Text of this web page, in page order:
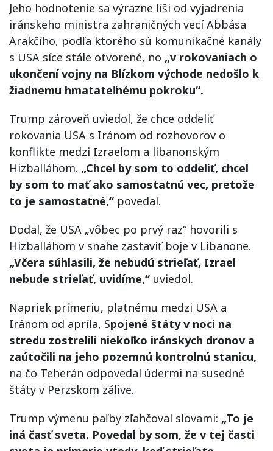
Jeho hodnotenie sa výrazne líši od vyjadrenia
iránskeho ministra zahraničných vecí Abbása
Arakčího, podľa ktorého sú komunikačné kanály
s USA síce stále otvorené, no „v rokovaniach o
ukončení vojny na Blízkom východe nedošlo k
žiadnemu hmatateľnému pokroku“.
Trump zároveň uviedol, že chce oddeliť
rokovania USA s Iránom od rozhovorov o
konflikte medzi Izraelom a libanonským
Hizballáhom. „Chcel by som to oddeliť, chcel
by som to mať ako samostatnú vec, pretože
to je samostatné,“ povedal.
Dodal, že USA „vôbec po prvý raz“ hovorili s
Hizballáhom v snahe zastaviť boje v Libanone.
„Včera súhlasili, že nebudú strieľať, Izrael
nebude strieľať, uvidíme,“ uviedol.
Napriek prímeriu, platnému medzi USA a
Iránom od apríla, Spojené štáty v noci na
stredu zostrelili niekoľko iránskych dronov a
zaútočili na jeho pozemnú kontrolnú stanicu,
na čo Teherán odpovedal údermi na susedné
štáty v Perzskom zálive.
Trump výmenu paľby zľahčoval slovami: „To je
iná časť sveta. Povedal by som, že v tej časti